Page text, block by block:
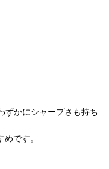
ずかにシャープさも持ち
です。